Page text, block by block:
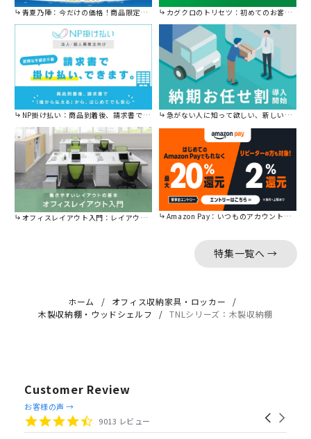
青夏乃陣：今だけの価格！商品限定セール開催中です。 カグクロのトリセツ：初めてのお客様はこちら。
NP掛け払い：商品到着後、請求書で後から払えます。 急がない人に知って欲しい、新しい割引を始めました。
オフィスレイアウト入門：レイアウトの基本をご紹介。 Amazon Pay：いつものアカウントで簡単に決済可能。
特集一覧へ →
ホーム
オフィス収納家具・ロッカー
木製収納棚・ウッドシェルフ
TNLシリーズ：木製収納棚
Customer Review
Reviews
carousel
Carousel
4.4
star
9013 レビュー
お客様の声 →